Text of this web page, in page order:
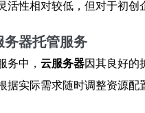
活性相对较低，但对于初
务器托管服务
务中， 云服务器因其良好的
据实际需求随时调整资源配